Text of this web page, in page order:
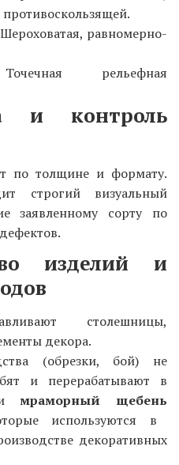
Шероховатая, равномерно-
рельефная
и контроль
по толщине и формату.
строгий визуальный
заявленному сорту по
изделий и
столешницы,
декора.
(обрезки, бой) не
и перерабатывают в
мраморный щебень
используются в
декоративных